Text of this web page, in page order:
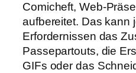
Comicheft, Web-
aufbereitet. Das kann
Erfordernissen das
Passepartouts, die
GIFs oder das